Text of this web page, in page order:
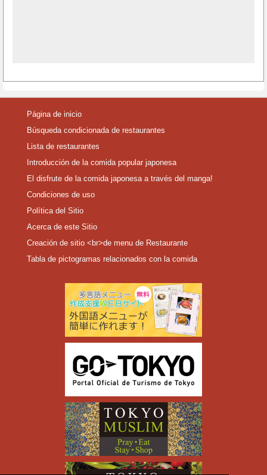
Página de inicio
Búsqueda condicionada de restaurantes
Lista de restaurantes
Introducción de la comida popular japonesa
El disfrute de la comida japonesa a través del manga!
Condiciones de uso
Política del Sitio
Acerca de este Sitio
Creación de sitio <br>de menu de Restaurante
Tabla de pictogramas relacionados con la comida